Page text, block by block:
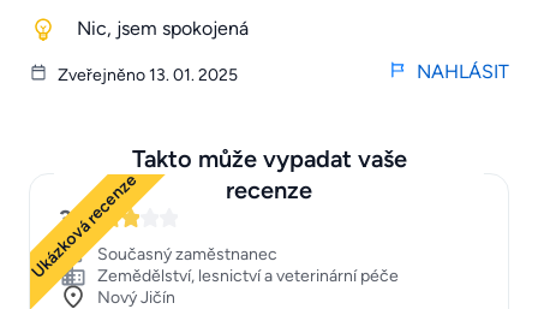
Nic, jsem spokojená
Zveřejněno 13. 01. 2025 NAHLÁSIT
Takto může vypadat vaše
recenze
Ukázková recenze
3
Současný zaměstnanec
Zemědělství, lesnictví a veterinární péče
Nový Jičín